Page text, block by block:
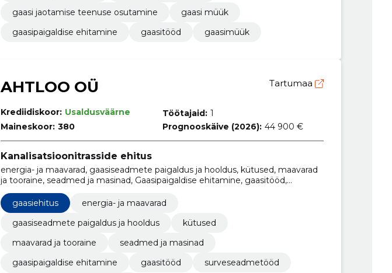
gaasi jaotamise teenuse osutamine
gaasi müük
gaasipaigaldise ehitamine
gaasitööd gaasimüük
AHTLOO OÜ Tartumaa
Krediidiskoor: Usaldusväärne
Maineskoor: 380
Töötajaid: 1
Prognooskäive (2026): 44 900 €
Kanalisatsioonitrasside ehitus
energia- ja maavarad, gaasiseadmete paigaldus ja hooldus, kütused, maavarad
ja tooraine, seadmed ja masinad, Gaasipaigaldise ehitamine, gaasitööd,
Surveseadmetööd, Gaasiehitus
gaasiehitus
energia- ja maavarad
gaasiseadmete paigaldus ja hooldus
kütused
maavarad ja tooraine
seadmed ja masinad
gaasipaigaldise ehitamine
gaasitööd
surveseadmetööd